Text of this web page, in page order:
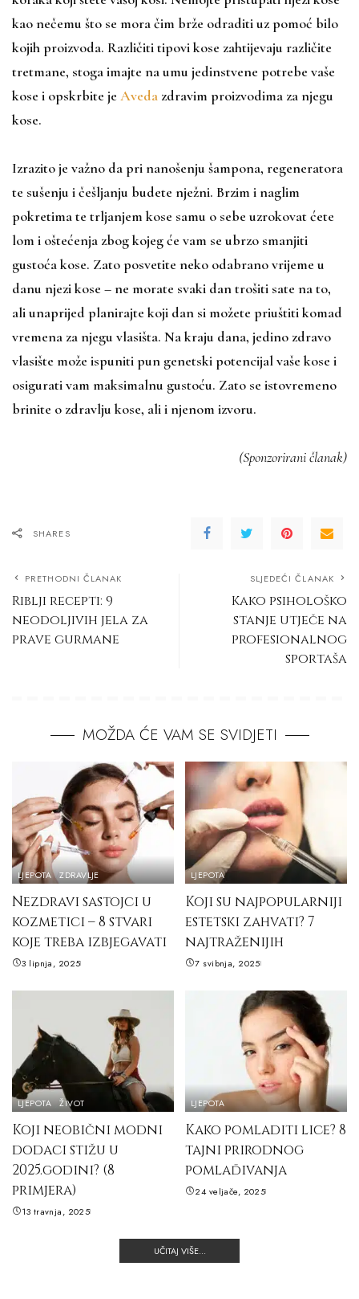
kao nečemu što se mora čim brže odraditi uz pomoć bilo
kojih proizvoda. Različiti tipovi kose zahtijevaju različite
tretmane, stoga imajte na umu jedinstvene potrebe vaše
kose i opskrbite je Aveda zdravim proizvodima za njegu
kose.
Izrazito je važno da pri nanošenju šampona, regeneratora
te sušenju i češljanju budete nježni. Brzim i naglim
pokretima te trljanjem kose samu o sebe uzrokovat ćete
lom i oštećenja zbog kojeg će vam se ubrzo smanjiti
gustoća kose. Zato posvetite neko odabrano vrijeme u
danu njezi kose – ne morate svaki dan trošiti sate na to,
ali unaprijed planirajte koji dan si možete priuštiti komad
vremena za njegu vlasišta. Na kraju dana, jedino zdravo
vlasište može ispuniti pun genetski potencijal vaše kose i
osigurati vam maksimalnu gustoću. Zato se istovremeno
brinite o zdravlju kose, ali i njenom izvoru.
(Sponzorirani članak)
SHARES
PRETHODNI ČLANAK
Riblji recepti: 9
neodoljivih jela za
prave gurmane
SLJEDEĆI ČLANAK
Kako psihološko
stanje utječe na
profesionalnog
sportaša
MOŽDA ĆE VAM SE SVIDJETI
LJEPOTA ZDRAVLJE
Nezdravi sastojci u
kozmetici – 8 stvari
koje treba izbjegavati
3 lipnja, 2025
LJEPOTA
Koji su najpopularniji
estetski zahvati? 7
najtraženijih
7 svibnja, 2025
LJEPOTA ŽIVOT
Koji neobični modni
dodaci stižu u
2025.godini? (8
primjera)
13 travnja, 2025
LJEPOTA
Kako pomladiti lice? 8
tajni prirodnog
pomlađivanja
24 veljače, 2025
UČITAJ VIŠE...